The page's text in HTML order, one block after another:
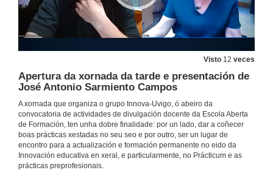
Visto 12 veces
Apertura da xornada da tarde e presentación de
José Antonio Sarmiento Campos
A xornada que organiza o grupo Innova-Uvigo, ó abeiro da
convocatoria de actividades de divulgación docente da Escola Aberta
de Formación, ten unha dobre finalidade: por un lado, dar a coñecer
boas prácticas xestadas no seu seo e por outro, ser un lugar de
encontro para a actualización e formación permanente no eido da
Innovación educativa en xeral, e particularmente, no Prácticum e as
prácticas preprofesionais.
19 de xul. de 2021
Conferencia
19 de xul. de 2021
Quenda de preguntas. Pon un proxecto de investigación STEAMbach na túa docencia